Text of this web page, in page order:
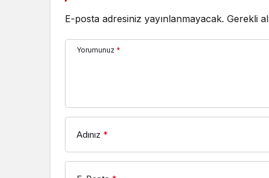
E-posta adresiniz yayınlanmayacak. Gerekli
Yorumunuz *
Adınız *